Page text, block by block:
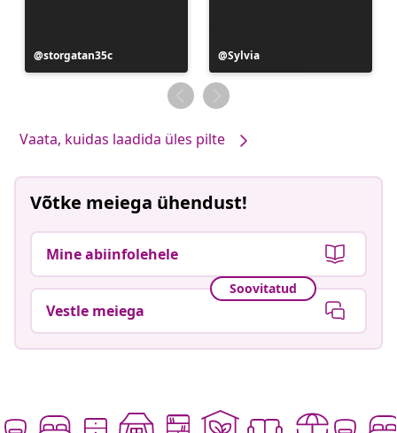
Postitus
avaldatud
storgatan35c
Postitus
avaldatud
Sylvia
Vaata, kuidas laadida üles pilte
Võtke meiega ühendust!
Mine abiinfolehele
Soovitatud
Vestle meiega